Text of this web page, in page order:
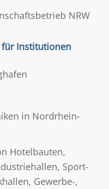
NRW
für Institutionen
in Nordrhein-
Hotelbauten,
Sport-
Gewerbe-,